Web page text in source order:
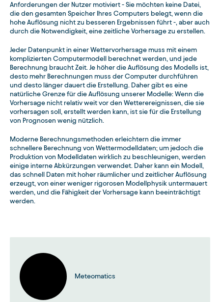
Anforderungen der Nutzer motiviert - Sie möchten keine Datei,
die den gesamten Speicher Ihres Computers belegt, wenn die
hohe Auflösung nicht zu besseren Ergebnissen führt -, aber auch
durch die Notwendigkeit, eine zeitliche Vorhersage zu erstellen.
Jeder Datenpunkt in einer Wettervorhersage muss mit einem
komplizierten Computermodell berechnet werden, und jede
Berechnung braucht Zeit. Je höher die Auflösung des Modells ist,
desto mehr Berechnungen muss der Computer durchführen
und desto länger dauert die Erstellung. Daher gibt es eine
natürliche Grenze für die Auflösung unserer Modelle: Wenn die
Vorhersage nicht relativ weit vor den Wetterereignissen, die sie
vorhersagen soll, erstellt werden kann, ist sie für die Erstellung
von Prognosen wenig nützlich.
Moderne Berechnungsmethoden erleichtern die immer
schnellere Berechnung von Wettermodelldaten; um jedoch die
Produktion von Modelldaten wirklich zu beschleunigen, werden
einige interne Abkürzungen verwendet. Daher kann ein Modell,
das schnell Daten mit hoher räumlicher und zeitlicher Auflösung
erzeugt, von einer weniger rigorosen Modellphysik untermauert
werden, und die Fähigkeit der Vorhersage kann beeinträchtigt
werden.
Meteomatics